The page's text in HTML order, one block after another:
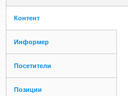
Контент
Информер
Посетители
Позиции